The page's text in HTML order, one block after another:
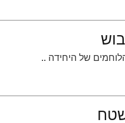
של היחידה ..